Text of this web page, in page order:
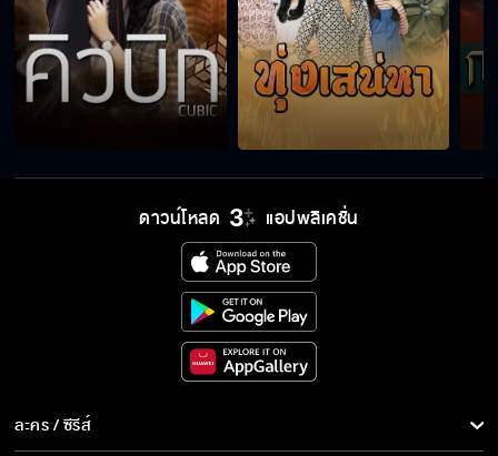
ดาวน์โหลด แอปพลิเคชั่น
ละคร / ซีรีส์